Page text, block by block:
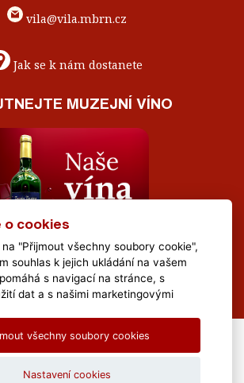
vila@vila.mbrn.cz
Jak se k nám dostanete
MUZEJNÍ VÍNO
Muzeum Brněnska © 2020, Webdesign by
o cookies
na "Přijmout všechny soubory cookie",
souhlas k jejich ukládání na vašem
s navigací na stránce, s
dat a s našimi marketingovými
všechny soubory cookies
Nastavení cookies